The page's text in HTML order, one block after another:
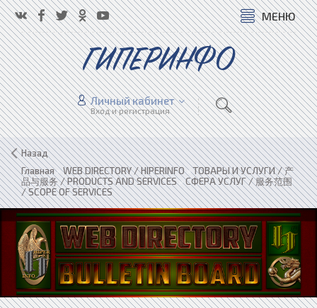
МЕНЮ
ГИПЕРИНФО
Личный кабинет
Вход и регистрация
Назад
Главная»WEB DIRECTORY / HIPERINFO»ТОВАРЫ И УСЛУГИ / 产
品与服务 / PRODUCTS AND SERVICES»СФЕРА УСЛУГ / 服务范围
/ SCOPE OF SERVICES